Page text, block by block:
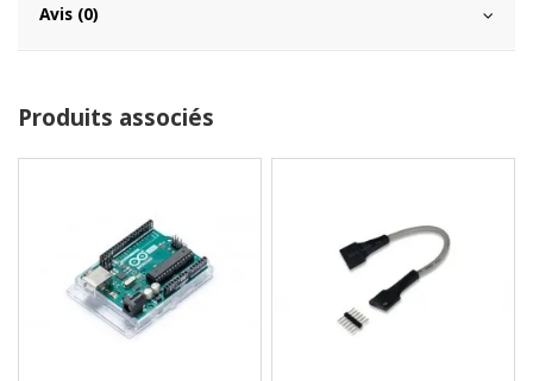
Avis (0)
Produits associés